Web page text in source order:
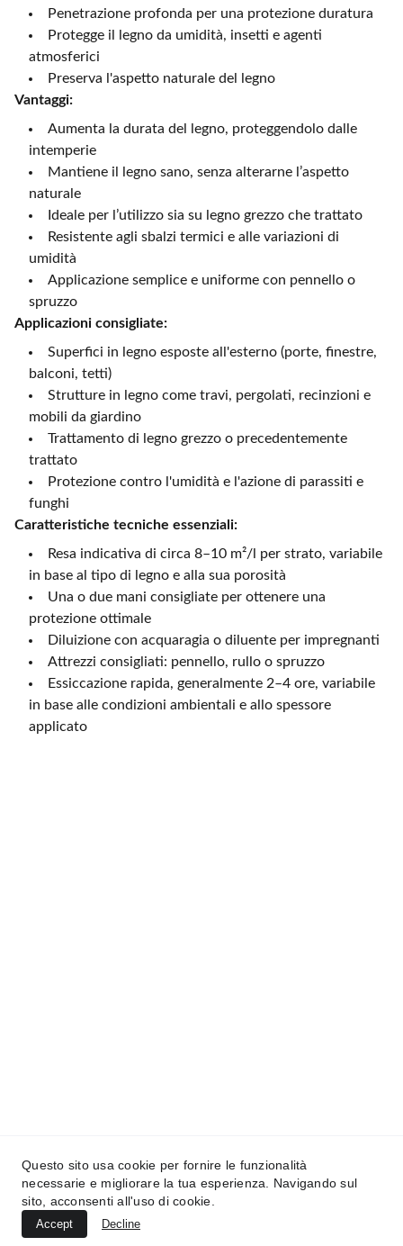
Penetrazione profonda per una protezione duratura
Protegge il legno da umidità, insetti e agenti
atmosferici
Preserva l'aspetto naturale del legno
Vantaggi:
Aumenta la durata del legno, proteggendolo dalle
intemperie
Mantiene il legno sano, senza alterarne l’aspetto
naturale
Ideale per l’utilizzo sia su legno grezzo che trattato
Resistente agli sbalzi termici e alle variazioni di
umidità
Applicazione semplice e uniforme con pennello o
spruzzo
Applicazioni consigliate:
Superfici in legno esposte all'esterno (porte, finestre,
balconi, tetti)
Strutture in legno come travi, pergolati, recinzioni e
mobili da giardino
Trattamento di legno grezzo o precedentemente
trattato
Protezione contro l'umidità e l'azione di parassiti e
funghi
Caratteristiche tecniche essenziali:
Resa indicativa di circa 8–10 m²/l per strato, variabile
in base al tipo di legno e alla sua porosità
Una o due mani consigliate per ottenere una
protezione ottimale
Diluizione con acquaragia o diluente per impregnanti
Attrezzi consigliati: pennello, rullo o spruzzo
Essiccazione rapida, generalmente 2–4 ore, variabile
in base alle condizioni ambientali e allo spessore
applicato
+39 0784 617016
© 2025. All rights reserved.
Questo sito usa cookie per fornire le funzionalità
necessarie e migliorare la tua esperienza. Navigando sul
sito, acconsenti all'uso di cookie.
Accept Decline